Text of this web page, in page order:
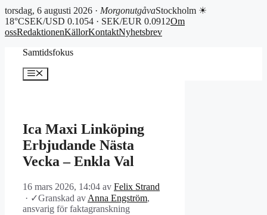
torsdag, 6 augusti 2026 · MorgonutgåvaStockholm ☀
18°CSEK/USD 0.1054 · SEK/EUR 0.0912Om
ossRedaktionenKällorKontaktNyhetsbrev
Samtidsfokus
Meny
Ica Maxi Linköping
Erbjudande Nästa
Vecka – Enkla Val
16 mars 2026, 14:04 av Felix Strand
· ✓Granskad av Anna Engström,
ansvarig för faktagranskning